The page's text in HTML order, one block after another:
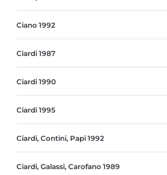
Ciano 1992
Ciardi 1987
Ciardi 1990
Ciardi 1995
Ciardi, Contini, Papi 1992
Ciardi, Galassi, Carofano 1989